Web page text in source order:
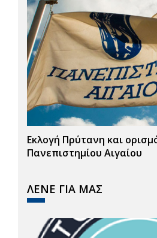
Εκλογή Πρύτανη και
Πανεπιστημίου Αιγαίου
ΛΕΝΕ ΓΙΑ ΜΑΣ